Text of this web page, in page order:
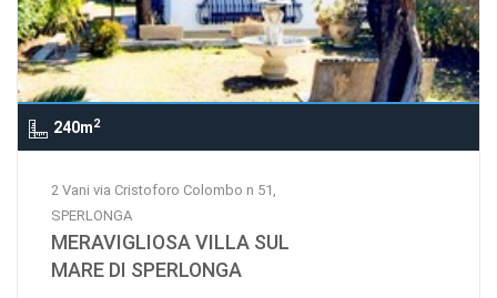
240m2
2 Vani via Cristoforo Colombo n 51,
SPERLONGA
MERAVIGLIOSA VILLA SUL
MARE DI SPERLONGA